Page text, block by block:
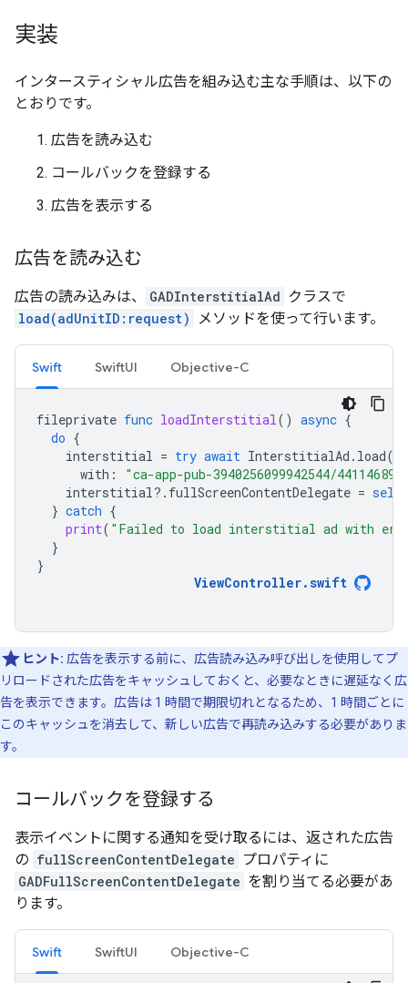
実装
インタースティシャル広告を組み込む主な手順は、以下の
とおりです。
広告を読み込む
コールバックを登録する
広告を表示する
広告を読み込む
広告の読み込みは、 GADInterstitialAd クラスで
load(adUnitID:request)
メソッドを使って行います。
Swift SwiftUI Objective-C
fileprivate func loadInterstitial() async {
do {
interstitial = try await InterstitialAd . load(
with :
"ca-app-pub-3940256099942544/
interstitial?. fullScreenContentDelegate = self
} catch {
print( "Failed to load interstitial ad with
}
}
ViewController.swift
ヒント: 広告を表示する前に、広告読み込み呼び出しを使用してプ
リロードされた広告をキャッシュしておくと、必要なときに遅延なく広
告を表示できます。広告は 1 時間で期限切れとなるため、1 時間ごとに
このキャッシュを消去して、新しい広告で再読み込みする必要がありま
す。
コールバックを登録する
表示イベントに関する通知を受け取るには、返された広告
の fullScreenContentDelegate プロパティに
GADFullScreenContentDelegate を割り当てる必要があ
ります。
Swift SwiftUI Objective-C